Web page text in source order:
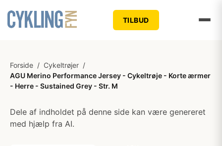
TILBUD
Forside / Cykeltrøjer /
AGU Merino Performance Jersey - Cykeltrøje - Korte ærmer
- Herre - Sustained Grey - Str. M
Dele af indholdet på denne side kan være genereret
med hjælp fra AI.